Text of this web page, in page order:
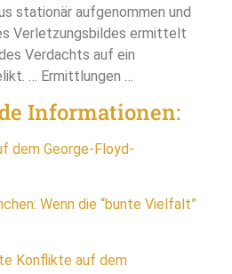
stationär aufgenommen und
Verletzungsbildes ermittelt
Verdachts auf ein
… Ermittlungen …
Informationen:
dem George-Floyd-
Wenn die “bunte Vielfalt”
Konflikte auf dem